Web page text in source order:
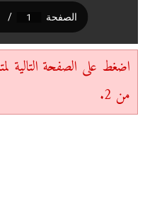
من 2.